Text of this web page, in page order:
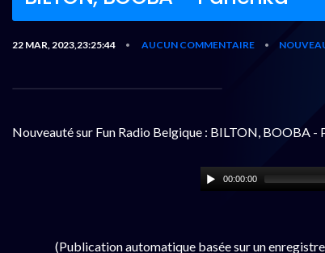
22 MAR, 2023,23:25:44 • AUCUN COMMENTAIRE •
Nouveauté sur Fun Radio Belgique : BILTON, BOOBA -
00:00:00
(Publication automatique basée sur un